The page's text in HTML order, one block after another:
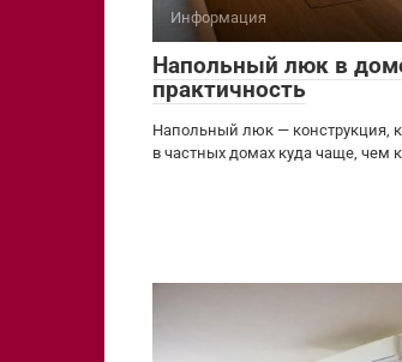
Информация
Напольный люк в
практичность
Напольный люк — конструкция,
в частных домах куда чаще, чем